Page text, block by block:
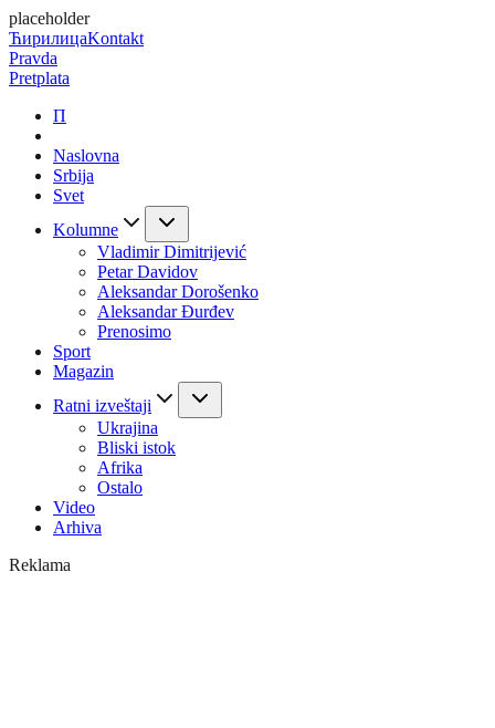
placeholder
ЋирилицаKontakt
Pravda
Pretplata
П
Naslovna
Srbija
Svet
Kolumne
Vladimir Dimitrijević
Petar Davidov
Aleksandar Dorošenko
Aleksandar Đurđev
Prenosimo
Sport
Magazin
Ratni izveštaji
Ukrajina
Bliski istok
Afrika
Ostalo
Video
Arhiva
Reklama